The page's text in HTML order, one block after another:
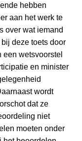
hebben
aan het werk te
over wat iemand
deze toets door
wetsvoorstel
en minister
wordt
dat ze
niet
moeten onder